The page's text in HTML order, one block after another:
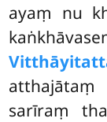
ayaṃ nu
atthajātaṃ
sarīraṃ